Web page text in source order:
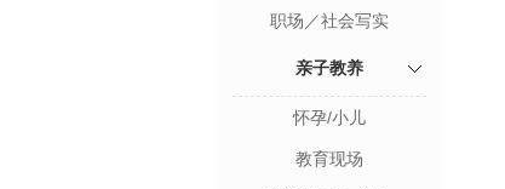
职场／社会写实
亲子教养
怀孕/小儿
教育现场